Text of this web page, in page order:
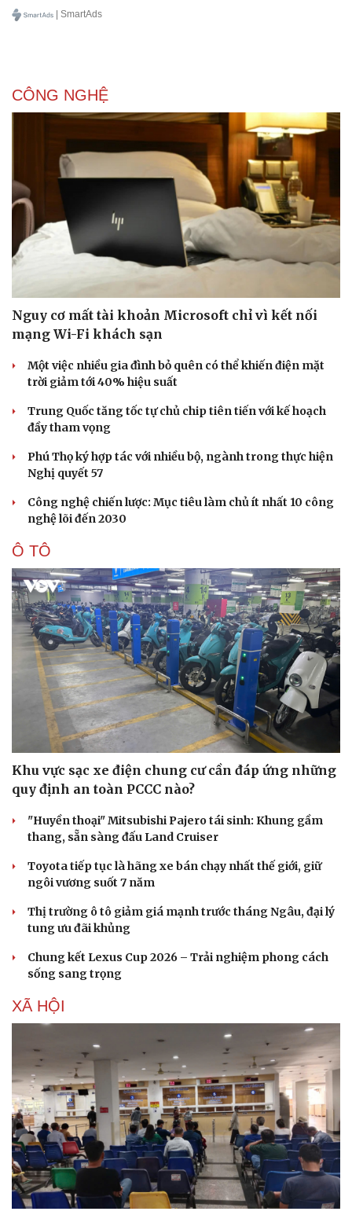
Văn hóa
Sân khấu - Điện ảnh
Văn học
Âm nhạc
Di sản
Giải trí
Nghệ sĩ
Thời trang
Sao Việt
| SmartAds
CÔNG NGHỆ
Nguy cơ mất tài khoản Microsoft chỉ vì kết nối
mạng Wi-Fi khách sạn
Một việc nhiều gia đình bỏ quên có thể khiến điện mặt
trời giảm tới 40% hiệu suất
Trung Quốc tăng tốc tự chủ chip tiên tiến với kế hoạch
đầy tham vọng
Phú Thọ ký hợp tác với nhiều bộ, ngành trong thực hiện
Nghị quyết 57
Công nghệ chiến lược: Mục tiêu làm chủ ít nhất 10 công
nghệ lõi đến 2030
Ô TÔ
Khu vực sạc xe điện chung cư cần đáp ứng những
quy định an toàn PCCC nào?
"Huyền thoại" Mitsubishi Pajero tái sinh: Khung gầm
thang, sẵn sàng đấu Land Cruiser
Toyota tiếp tục là hãng xe bán chạy nhất thế giới, giữ
ngôi vương suốt 7 năm
Thị trường ô tô giảm giá mạnh trước tháng Ngâu, đại lý
tung ưu đãi khủng
Chung kết Lexus Cup 2026 – Trải nghiệm phong cách
sống sang trọng
XÃ HỘI